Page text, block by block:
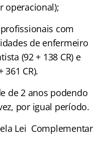
operacional);
com
de enfermeiro
(92 + 138 CR) e
CR).
de 2 anos podendo
por igual período.
Lei Complementar